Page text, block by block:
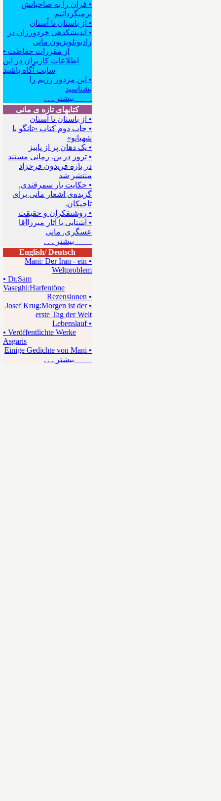
• قرآن را به صاحبانش
برمیگردانیم.
• از باستان تا آستان
• اندیشکده‍ی خردورزان در
رادیوتلویزیون مانی
• از مقررات حفاظت
اطلاعات کاربران در این
سایت آگاه باشید
• این مزدور رژیم را
بشناسید
بیشتر . . .
کتابهای تازه ی مانی
• از باستان تا آستان
• چاپ دوم کتاب «تانگو با
شهبانو»
• یک دهان پر از پاییز
• ترور در بن. رمانی مستند
در باره فریدون فرخزاد
منتشر شد
• حکایت یار سمرقندی.
گزیده‌ی اشعار مانی برای
تاجیکان.
• روشنفکران و حقیقت
• آشنایی با آثار میرزاآقا
عسگری. مانی
بیشتر . . .
English/ Deutsch
• Mani: Der Iran - ein
Weltproblem
• Dr.Sam
Vaseghi:Harfentöne
• Rezensionen
• Josef Krug:Morgen ist der
erste Tag der Welt
• Lebenslauf
• Veröffentlichte Werke
Asgaris
• Einige Gedichte von Mani
بیشتر . . .